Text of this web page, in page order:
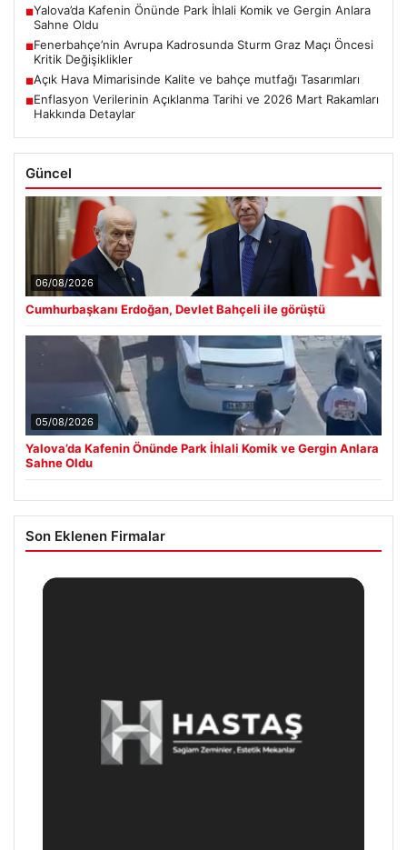
■Yalova’da Kafenin Önünde Park İhlali Komik ve Gergin Anlara
Sahne Oldu
■Fenerbahçe’nin Avrupa Kadrosunda Sturm Graz Maçı Öncesi
Kritik Değişiklikler
■Açık Hava Mimarisinde Kalite ve bahçe mutfağı Tasarımları
■Enflasyon Verilerinin Açıklanma Tarihi ve 2026 Mart Rakamları
Hakkında Detaylar
Güncel
06/08/2026
Cumhurbaşkanı Erdoğan, Devlet Bahçeli ile görüştü
05/08/2026
Yalova’da Kafenin Önünde Park İhlali Komik ve Gergin Anlara
Sahne Oldu
Son Eklenen Firmalar